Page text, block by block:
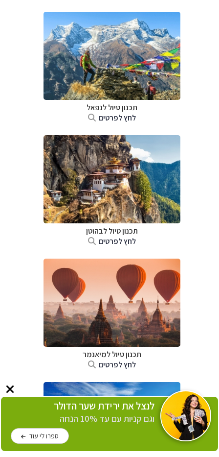
תכנון טיול לנפאל
לחץ לפרטים
תכנון טיול לבהוטן
לחץ לפרטים
תכנון טיוללמיאנמר
לחץ לפרטים
לנצל את ירידת שער הדולר
וגם קניות עם עד 10% הנחה
ספרו לי עוד